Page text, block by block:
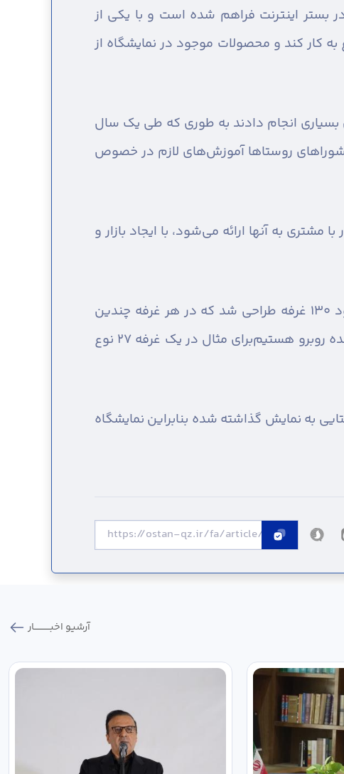
بستر اینترنت فراهم شده است و با یکی از
کار کند و محصولات موجود در نمایشگاه از
بسیاری انجام دادند به طوری که طی یک سال
شوراهای روستاها آموزش‌های لازم در خصوص
به آنها ارائه می‌شود، با ایجاد بازار و
غریب افزود: در نمایشگاه سال جاری بیش از سه برابر نمایشگاه سال گذشته غرفه داشتیم، حدود ۱۳۰ غرفه طراحی شد که در هر غرفه چندین
محصول و چندین روستا محصولات خود را عرضه می‌کنند به طوری که در هر غرفه با تراکم فروشنده روبرو هستیم‌برای مثال در یک غرفه ۲۷ نوع
به نمایش گذاشته شده بنابراین نمایشگاه
آرشیو اخبـــــــــــار